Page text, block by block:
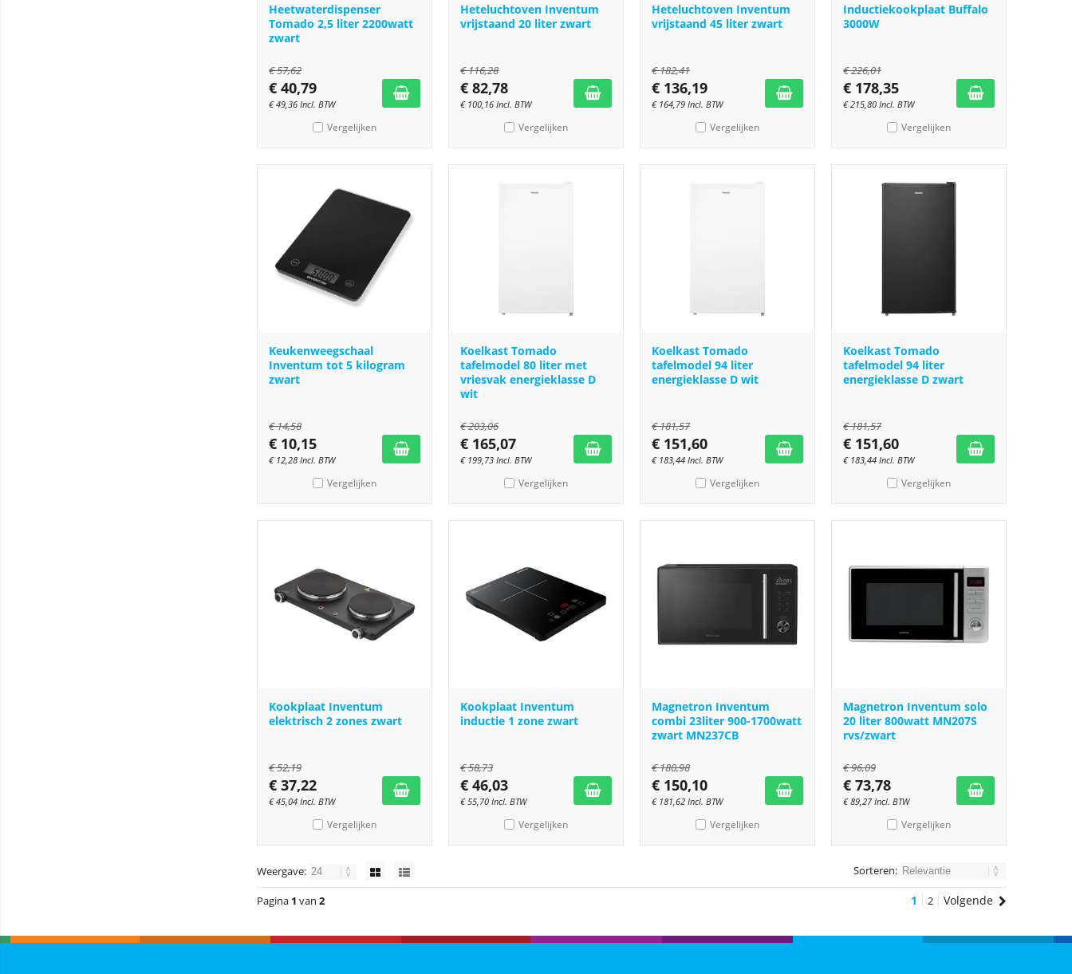
Heetwaterdispenser
Tomado 2,5 liter 2200watt
zwart
€57,62
€ 40,79
€49,36 Incl. BTW
Vergelijken
Heteluchtoven Inventum
vrijstaand 20 liter zwart
€116,28
€ 82,78
€ 100,16 Incl. BTW
Vergelijken
Heteluchtoven Inventum
vrijstaand 45 liter zwart
€182,41
€ 136,19
€ 164,79 Incl. BTW
Vergelijken
Inductiekookplaat Buffalo
3000W
€226,01
€ 178,35
€215,80 Incl. BTW
Vergelijken
Keukenweegschaal
Inventum tot 5 kilogram
zwart
€14,58
€ 10,15
€ 12,28 Incl. BTW
Vergelijken
Koelkast Tomado
tafelmodel 80 liter met
vriesvak energieklasse D
wit
€203,06
€ 165,07
€ 199,73 Incl. BTW
Vergelijken
Koelkast Tomado
tafelmodel 94 liter
energieklasse D wit
€181,57
€ 151,60
€ 183,44 Incl. BTW
Vergelijken
Koelkast Tomado
tafelmodel 94 liter
energieklasse D zwart
€181,57
€ 151,60
€ 183,44 Incl. BTW
Vergelijken
Kookplaat Inventum
elektrisch 2 zones zwart
€52,19
€ 37,22
€45,04 Incl. BTW
Vergelijken
Kookplaat Inventum
inductie 1 zone zwart
€58,73
€ 46,03
€ 55,70 Incl. BTW
Vergelijken
Magnetron Inventum
combi 23liter 900-1700watt
zwart MN237CB
€180,98
€ 150,10
€ 181,62 Incl. BTW
Vergelijken
Magnetron Inventum solo
20 liter 800watt MN207S
rvs/zwart
€96,09
€ 73,78
€89,27 Incl. BTW
Vergelijken
Weergave: Sorteren:
Pagina 1 van 2 1 2 Volgende